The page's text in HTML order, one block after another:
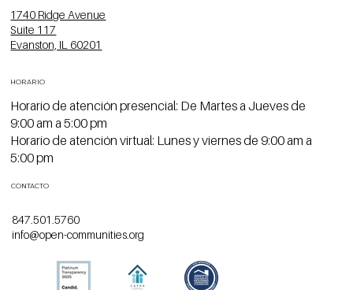
1740 Ridge Avenue
Suite 117
Evanston, IL 60201
Horario de atención presencial: De Martes a Jueves de
9:00 am a 5:00 pm
Horario de atención virtual: Lunes y viernes de 9:00 am a
5:00 pm
HORARIO
CONTACTO
847.501.5760
info@open-communities.org